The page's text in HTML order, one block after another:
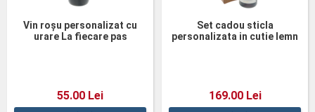
Vin roșu personalizat cu
urare La fiecare pas
55.00 Lei
Set cadou sticla
personalizata in cutie lemn
169.00 Lei